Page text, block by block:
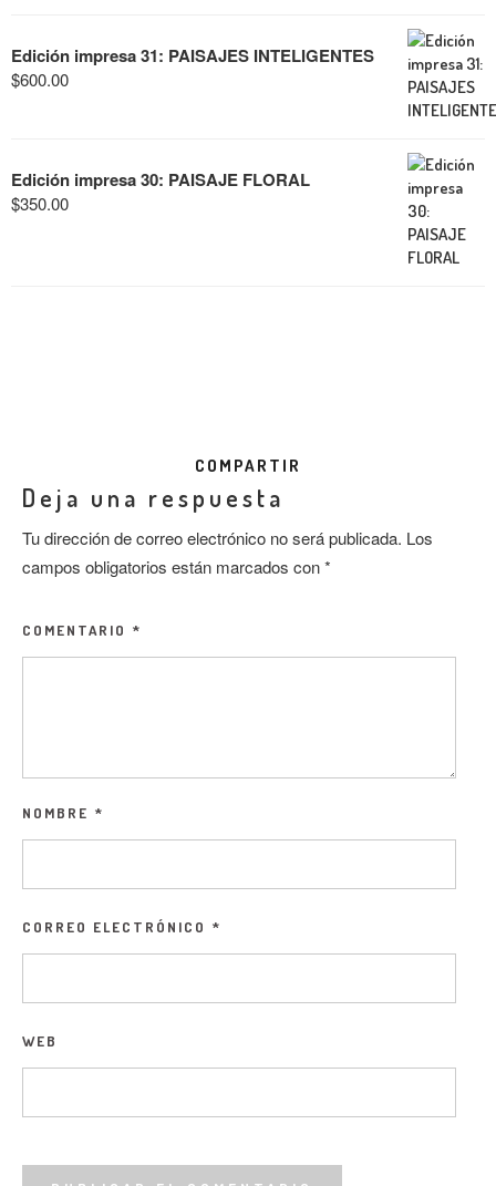
Edición impresa 31: PAISAJES INTELIGENTES
$600.00
Edición impresa 30: PAISAJE FLORAL
$350.00
COMPARTIR
Deja una respuesta
Tu dirección de correo electrónico no será publicada. Los
campos obligatorios están marcados con*
COMENTARIO *
NOMBRE *
CORREO ELECTRÓNICO *
WEB